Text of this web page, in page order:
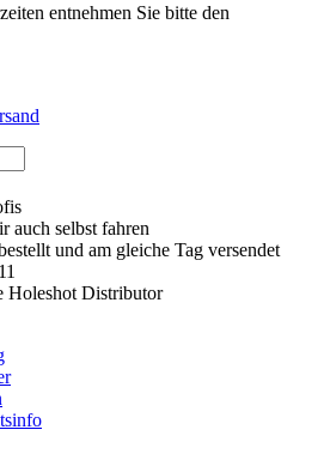
entnehmen Sie bitte den
auch selbst fahren
und am gleiche Tag versendet
Holeshot Distributor